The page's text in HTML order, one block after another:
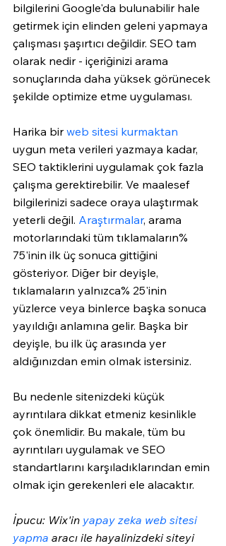
bilgilerini Google'da bulunabilir hale
getirmek için elinden geleni yapmaya
çalışması şaşırtıcı değildir. SEO tam
olarak nedir - içeriğinizi arama
sonuçlarında daha yüksek görünecek
şekilde optimize etme uygulaması.
Harika bir web sitesi kurmaktan
uygun meta verileri yazmaya kadar,
SEO taktiklerini uygulamak çok fazla
çalışma gerektirebilir. Ve maalesef
bilgilerinizi sadece oraya ulaştırmak
yeterli değil. Araştırmalar, arama
motorlarındaki tüm tıklamaların%
75'inin ilk üç sonuca gittiğini
gösteriyor. Diğer bir deyişle,
tıklamaların yalnızca% 25'inin
yüzlerce veya binlerce başka sonuca
yayıldığı anlamına gelir. Başka bir
deyişle, bu ilk üç arasında yer
aldığınızdan emin olmak istersiniz.
Bu nedenle sitenizdeki küçük
ayrıntılara dikkat etmeniz kesinlikle
çok önemlidir. Bu makale, tüm bu
ayrıntıları uygulamak ve SEO
standartlarını karşıladıklarından emin
olmak için gerekenleri ele alacaktır.
İpucu: Wix'in yapay zeka web sitesi
yapma aracı ile hayalinizdeki siteyi